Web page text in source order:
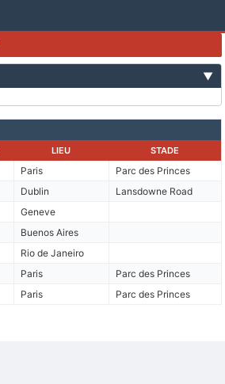
▼
LIEU STADE
Paris
Parc des Princes
Dublin
Lansdowne Road
Geneve
Buenos Aires
Rio de Janeiro
Paris
Parc des Princes
Paris Parc des Princes